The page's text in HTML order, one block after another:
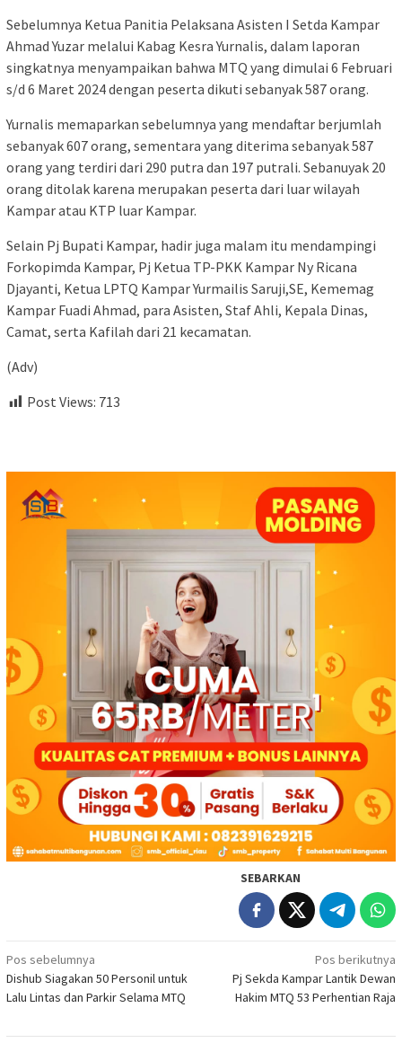
Sebelumnya Ketua Panitia Pelaksana Asisten I Setda Kampar
Ahmad Yuzar melalui Kabag Kesra Yurnalis, dalam laporan
singkatnya menyampaikan bahwa MTQ yang dimulai 6 Februari
s/d 6 Maret 2024 dengan peserta dikuti sebanyak 587 orang.
Yurnalis memaparkan sebelumnya yang mendaftar berjumlah
sebanyak 607 orang, sementara yang diterima sebanyak 587
orang yang terdiri dari 290 putra dan 197 putrali. Sebanuyak 20
orang ditolak karena merupakan peserta dari luar wilayah
Kampar atau KTP luar Kampar.
Selain Pj Bupati Kampar, hadir juga malam itu mendampingi
Forkopimda Kampar, Pj Ketua TP-PKK Kampar Ny Ricana
Djayanti, Ketua LPTQ Kampar Yurmailis Saruji,SE, Kememag
Kampar Fuadi Ahmad, para Asisten, Staf Ahli, Kepala Dinas,
Camat, serta Kafilah dari 21 kecamatan.
(Adv)
Post Views: 713
SEBARKAN
Navigasi
pos
Pos sebelumnya
Dishub Siagakan 50 Personil untuk
Lalu Lintas dan Parkir Selama MTQ
Pos berikutnya
Pj Sekda Kampar Lantik Dewan
Hakim MTQ 53 Perhentian Raja